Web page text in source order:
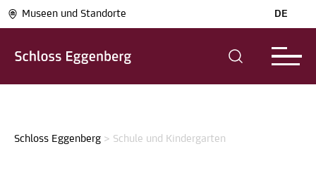
Museen und Standorte DE
Schloss Eggenberg > Schule und Kindergarten